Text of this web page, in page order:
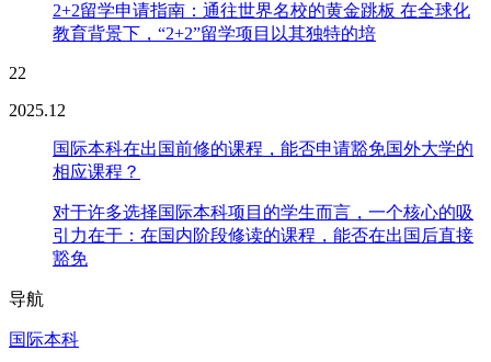
2+2留学申请指南：通往世界名校的黄金跳板 在全球化
教育背景下，“2+2”留学项目以其独特的培
22
2025.12
国际本科在出国前修的课程，能否申请豁免国外大学的
相应课程？
对于许多选择国际本科项目的学生而言，一个核心的吸
引力在于：在国内阶段修读的课程，能否在出国后直接
豁免
导航
国际本科